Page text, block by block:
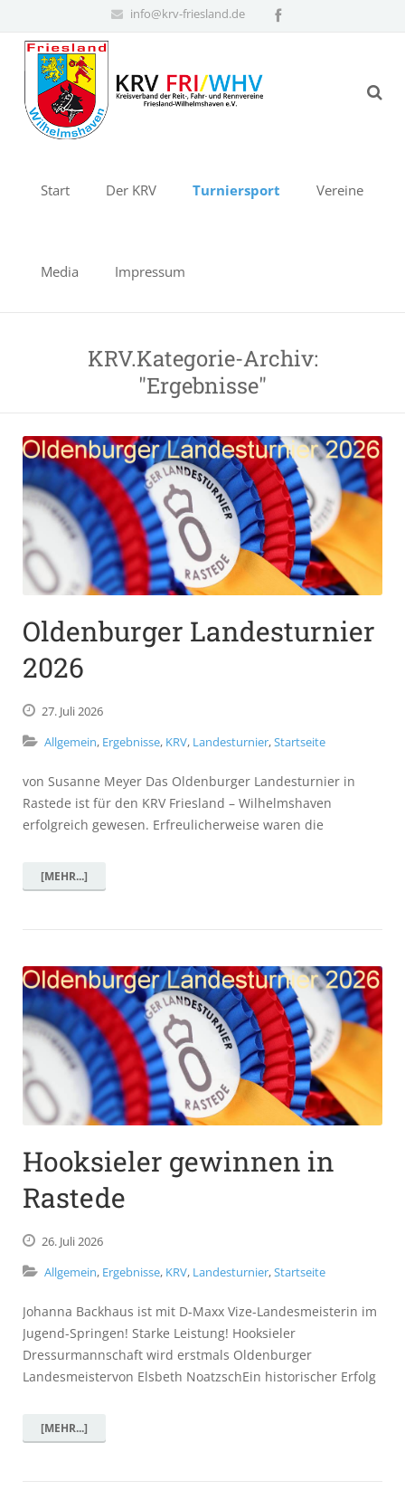
info@krv-friesland.de
Start Der KRV Turniersport Vereine
Media Impressum
KRV.Kategorie-Archiv:
"Ergebnisse"
Oldenburger Landesturnier
2026
27. Juli2026
Allgemein, Ergebnisse, KRV, Landesturnier,Startseite
von Susanne Meyer Das Oldenburger Landesturnier in
Rastede ist für den KRV Friesland – Wilhelmshaven
erfolgreich gewesen. Erfreulicherweise waren die
[MEHR...]
Hooksieler gewinnen in
Rastede
26. Juli2026
Allgemein, Ergebnisse, KRV, Landesturnier,Startseite
Johanna Backhaus ist mit D-Maxx Vize-Landesmeisterin im
Jugend-Springen! Starke Leistung! Hooksieler
Dressurmannschaft wird erstmals Oldenburger
Landesmeistervon Elsbeth NoatzschEin historischer Erfolg
[MEHR...]